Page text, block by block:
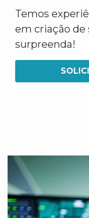
Temos
em criação de
surpreenda!